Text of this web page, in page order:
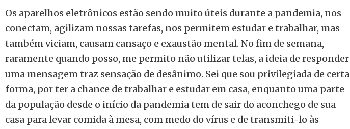
Os aparelhos eletrônicos estão sendo muito úteis durante a pandemia, nos
conectam, agilizam nossas tarefas, nos permitem estudar e trabalhar, mas
também viciam, causam cansaço e exaustão mental. No fim de semana,
raramente quando posso, me permito não utilizar telas, a ideia de responder
uma mensagem traz sensação de desânimo. Sei que sou privilegiada de certa
forma, por ter a chance de trabalhar e estudar em casa, enquanto uma parte
da população desde o início da pandemia tem de sair do aconchego de sua
casa para levar comida à mesa, com medo do vírus e de transmiti-lo às